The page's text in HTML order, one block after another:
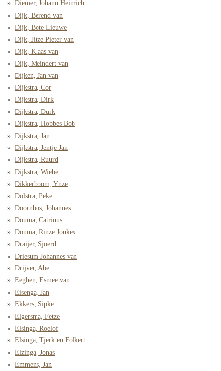
Diemer, Johann Heinrich
Dijk, Berend van
Dijk, Bote Lieuwe
Dijk, Jitze Pieter van
Dijk, Klaas van
Dijk, Meindert van
Dijken, Jan van
Dijkstra, Cor
Dijkstra, Dirk
Dijkstra, Durk
Dijkstra, Hobbes Bob
Dijkstra, Jan
Dijkstra, Jentje Jan
Dijkstra, Ruurd
Dijkstra, Wiebe
Dikkerboom, Ynze
Dolstra, Peke
Doornbos, Johannes
Douma, Catrinus
Douma, Rinze Joukes
Draijer, Sjoerd
Driesum Johannes van
Drijver, Abe
Eeghen, Esmee van
Eisenga, Jan
Ekkers, Sipke
Elgersma, Fetze
Elsinga, Roelof
Elsinga, Tjerk en Folkert
Elzinga, Jonas
Emmens, Jan